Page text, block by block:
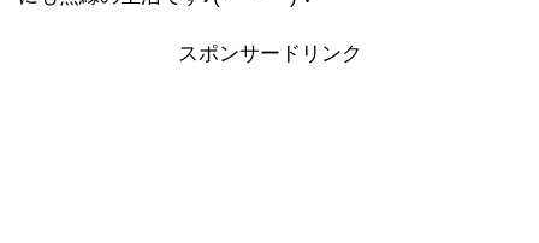
スポンサードリンク